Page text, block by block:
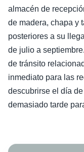
almacén de
de madera, chapa y
posteriores a su
de julio a
de tránsito
inmediato para las
descubrirse el día
demasiado tarde